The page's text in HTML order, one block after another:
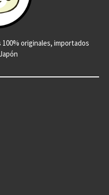
originales, importados